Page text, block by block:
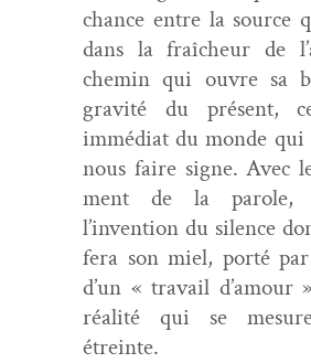
chance entre la source
dans la fraîcheur de
chemin qui ouvre sa
grav­ité du présent,
immé­di­at du monde qui
nous faire signe. Avec
ment de la parole,
l’invention du silence
fera son miel, porté
d’un « tra­vail d’amour
réal­ité qui se
étreinte.